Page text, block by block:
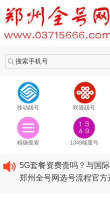
搜索手机号
移动靓号 联通靓号
精确搜索 1349能量号
2020​移动最新套餐资费...
2020​联通最新套餐资费...
5G套餐资费贵吗？与国
郑州全号网选号流程官方